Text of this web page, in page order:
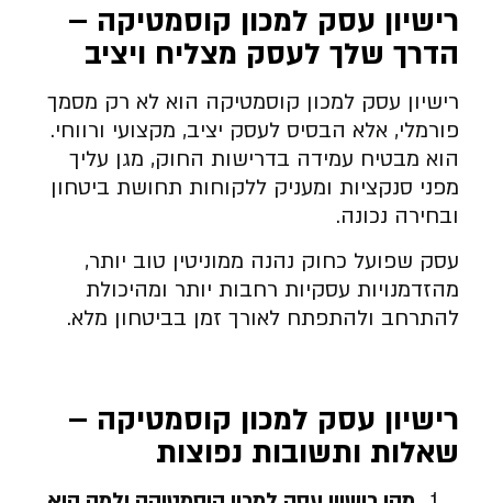
רישיון עסק למכון קוסמטיקה –
הדרך שלך לעסק מצליח ויציב
רישיון עסק למכון קוסמטיקה הוא לא רק מסמך
פורמלי, אלא הבסיס לעסק יציב, מקצועי ורווחי.
הוא מבטיח עמידה בדרישות החוק, מגן עליך
מפני סנקציות ומעניק ללקוחות תחושת ביטחון
ובחירה נכונה.
עסק שפועל כחוק נהנה ממוניטין טוב יותר,
מהזדמנויות עסקיות רחבות יותר ומהיכולת
להתרחב ולהתפתח לאורך זמן בביטחון מלא.
רישיון עסק למכון קוסמטיקה –
שאלות ותשובות נפוצות